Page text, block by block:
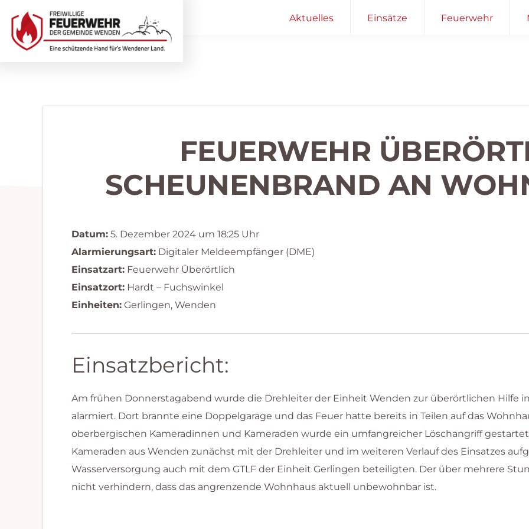
Hauptnavigation
springen
Inhalt
springen
Aktuelles Einsätze Feuerwehr
FEUERWEHR
SCHEUNENBRAND AN
Datum: 5. Dezember 2024 um 18:25 Uhr
Alarmierungsart: Digitaler Meldeempfänger (DME)
Einsatzart: Feuerwehr Überörtlich
Einsatzort: Hardt – Fuchswinkel
Einheiten: Gerlingen, Wenden
Einsatzbericht:
Am frühen Donnerstagabend wurde die Drehleiter der Einheit Wenden zur überörtlichen Hilfe
alarmiert. Dort brannte eine Doppelgarage und das Feuer hatte bereits in Teilen auf das
oberbergischen Kameradinnen und Kameraden wurde ein umfangreicher Löschangriff
Kameraden aus Wenden zunächst mit der Drehleiter und im weiteren Verlauf des Einsatzes
Wasserversorgung auch mit dem GTLF der Einheit Gerlingen beteiligten. Der über mehrere
nicht verhindern, dass das angrenzende Wohnhaus aktuell unbewohnbar ist.